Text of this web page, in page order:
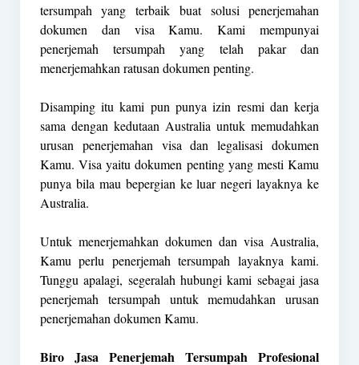
tersumpah yang terbaik buat solusi penerjemahan
dokumen dan visa Kamu. Kami mempunyai
penerjemah tersumpah yang telah pakar dan
menerjemahkan ratusan dokumen penting.
Disamping itu kami pun punya izin resmi dan kerja
sama dengan kedutaan Australia untuk memudahkan
urusan penerjemahan visa dan legalisasi dokumen
Kamu. Visa yaitu dokumen penting yang mesti Kamu
punya bila mau bepergian ke luar negeri layaknya ke
Australia.
Untuk menerjemahkan dokumen dan visa Australia,
Kamu perlu penerjemah tersumpah layaknya kami.
Tunggu apalagi, segeralah hubungi kami sebagai jasa
penerjemah tersumpah untuk memudahkan urusan
penerjemahan dokumen Kamu.
Biro Jasa Penerjemah Tersumpah Profesional